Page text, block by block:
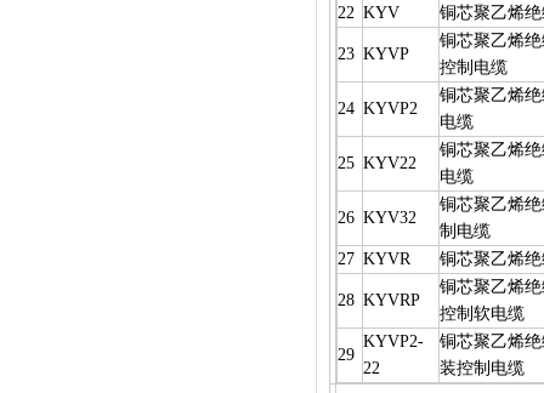
22 KYV 铜芯聚乙烯
23 KYVP
铜芯聚乙烯
控制电缆
24 KYVP2
铜芯聚乙烯
电缆
25 KYV22
铜芯聚乙烯
电缆
26 KYV32
铜芯聚乙烯
制电缆
27 KYVR 铜芯聚乙烯
28 KYVRP
铜芯聚乙烯
控制软电缆
29
KYVP2-
22
铜芯聚乙烯
装控制电缆